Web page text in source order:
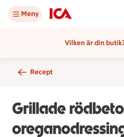
Meny
Vilken är din
Recept
Grillade